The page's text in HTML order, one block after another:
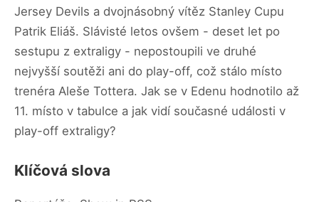
Jersey Devils a dvojnásobný vítěz Stanley Cupu
Patrik Eliáš. Slávisté letos ovšem - deset let po
sestupu z extraligy - nepostoupili ve druhé
nejvyšší soutěži ani do play-off, což stálo místo
trenéra Aleše Tottera. Jak se v Edenu hodnotilo až
11. místo v tabulce a jak vidí současné události v
play-off extraligy?
Klíčová slova